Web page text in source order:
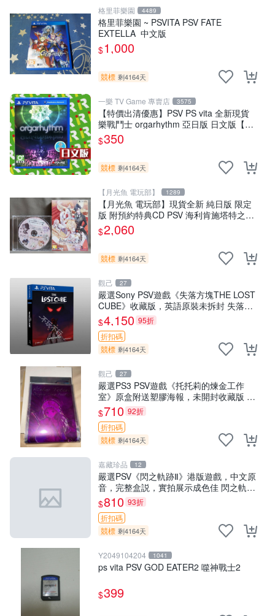
格里菲樂園 4489
格里菲樂園 ~ PSVITA PSV FATE
EXTELLA 中文版
$1,000
競標 剩4164天
一樂 TV Game 專賣店 3575
【特價出清優惠】PSV PS vita 全新現貨
樂戰鬥士 orgarhythm 亞日版 日文版【一
樂電玩】
$350
競標 剩4164天
【月光魚 電玩部】 1289
【月光魚 電玩部】現貨全新 純日版 限定
版 附預約特典CD PSV 海利肯施塔特之歌
限定版 純日版
$2,060
競標 剩4164天
觀己 27
嚴選Sony PSV遊戲《失落方塊THE LOST
CUBE》收藏版，英語原裝未拆封 失落方
塊 THE LOST CUBE PSV 精華版 新作 權
杖
$4,150 95折
折扣碼
競標 剩4164天
觀己 27
嚴選PS3 PSV遊戲《托托莉的煉金工作
室》原盒附送塑膠海報，未開封收藏版 托
托莉 爐石 工作室
$710 92折
折扣碼
競標 剩4164天
嘉藏珍品 12
嚴選PSV《閃之軌跡Ⅱ》港版遊戲，中文原
音，完整盒説，實拍展示成色佳 閃之軌跡
Ⅱ PSV 港版 中文
$810 93折
折扣碼
競標 剩4164天
Y2049104204 1041
ps vita PSV GOD EATER2 噬神戰士2
$399